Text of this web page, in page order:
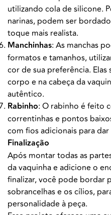
utilizando cola de silicone.
narinas, podem ser
toque mais realista.
Manchinhas: As manchas
formatos e tamanhos,
cor de sua preferência.
corpo e na cabeça da
autêntico.
Rabinho: O rabinho é feito
correntinhas e pontos
com fios adicionais para
Finalização
Após montar todas as
da vaquinha e adicione o
finalizar, você pode bordar
sobrancelhas e os cílios,
personalidade à peça.